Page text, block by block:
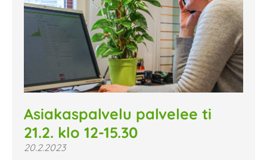
Asiakaspalvelu palvelee ti
21.2. klo 12-15.30
20.2.2023